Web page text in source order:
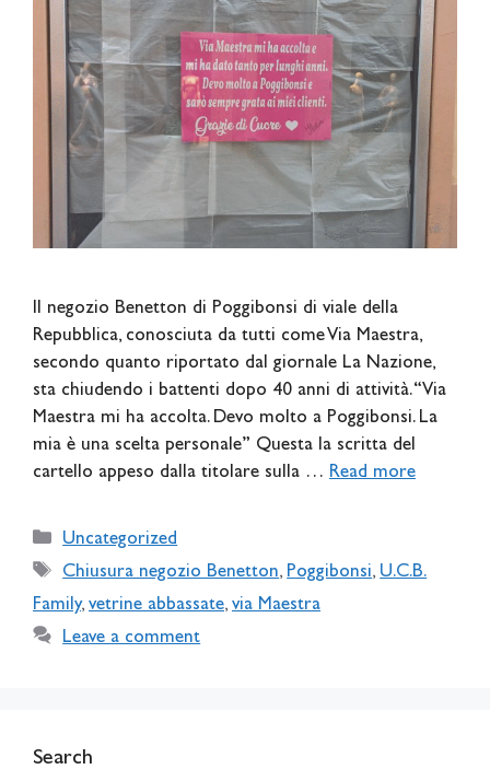
Il negozio Benetton di Poggibonsi di viale della
Repubblica, conosciuta da tutti come Via Maestra,
secondo quanto riportato dal giornale La Nazione,
sta chiudendo i battenti dopo 40 anni di attività. “Via
Maestra mi ha accolta. Devo molto a Poggibonsi. La
mia è una scelta personale” Questa la scritta del
cartello appeso dalla titolare sulla … Read more
Categories
Uncategorized
Tags
Chiusura negozio Benetton, Poggibonsi, U.C.B.
Family, vetrine abbassate, via Maestra
Leave a comment
Search